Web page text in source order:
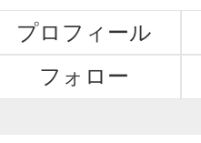
プロフィール
フォロー